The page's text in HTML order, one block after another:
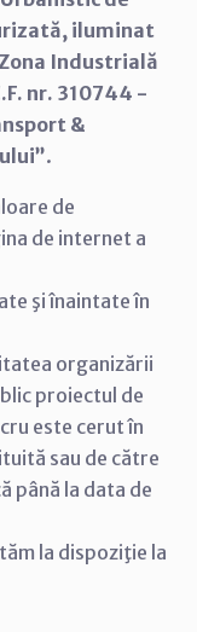
iluminat
Industrială
nr. 310744 -
&
”.
de
de internet a
şi înaintate în
organizării
proiectul de
este cerut în
sau de către
până la data de
la dispoziţie la